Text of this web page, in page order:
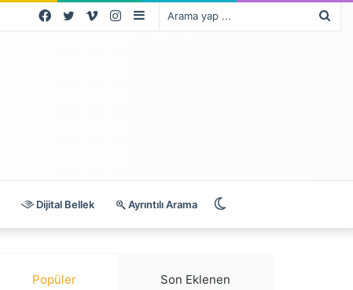
Kenar
Instagram
Vimeo
Twitter
Facebook
Dijital Bellek Ayrıntılı Arama
Popüler Son Eklenen